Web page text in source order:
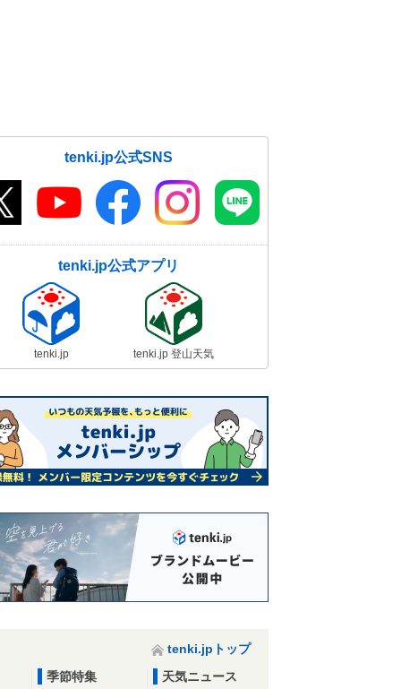
tenki.jp公式SNS
tenki.jp公式アプリ
tenki.jp tenki.jp 登山天気
tenki.jpトップ
季節特集
天気ニュース